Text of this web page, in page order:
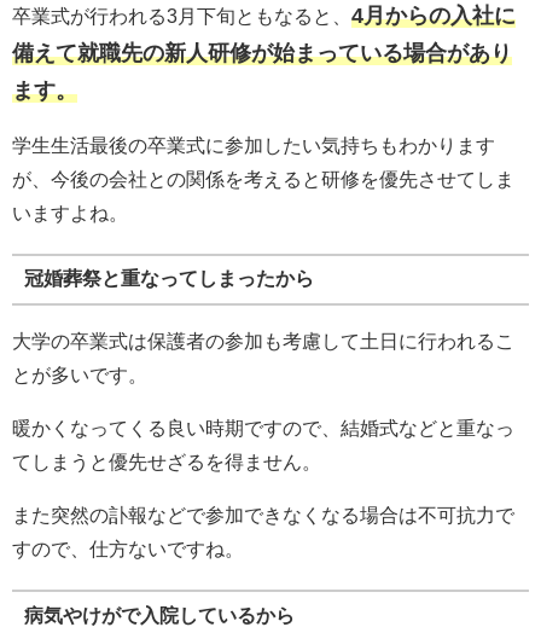
卒業式が行われる3月下旬ともなると、 4月からの入社に
備えて就職先の新人研修が始まっている場合があり
ます。
学生生活最後の卒業式に参加したい気持ちもわかります
が、今後の会社との関係を考えると研修を優先させてしま
いますよね。
冠婚葬祭と重なってしまったから
大学の卒業式は保護者の参加も考慮して土日に行われるこ
とが多いです。
暖かくなってくる良い時期ですので、結婚式などと重なっ
てしまうと優先せざるを得ません。
また突然の訃報などで参加できなくなる場合は不可抗力で
すので、仕方ないですね。
病気やけがで入院しているから